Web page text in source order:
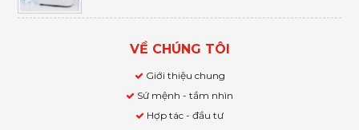
VỀ CHÚNG TÔI
Giới thiệu chung
Sứ mệnh - tầm nhìn
Hợp tác - đầu tư